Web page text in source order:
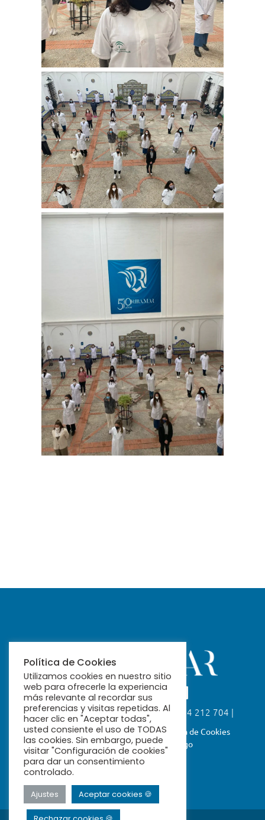
Calle Fabiola, 26. 41004 Sevilla | 954 212 704 |
ribamar@ribamar.org
Aviso LegalPolítica de PrivacidadPolítica de Cookies
Términos y Condiciones de Pago
Política de Cookies
Utilizamos cookies en nuestro sitio
web para ofrecerle la experiencia
más relevante al recordar sus
preferencias y visitas repetidas. Al
hacer clic en "Aceptar todas",
usted consiente el uso de TODAS
las cookies. Sin embargo, puede
visitar "Configuración de cookies"
para dar un consentimiento
controlado.
Ajustes Aceptar cookies 🍪